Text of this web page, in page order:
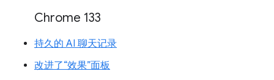
Chrome 133
持久的 AI 聊天记录
改进了“效果”面板